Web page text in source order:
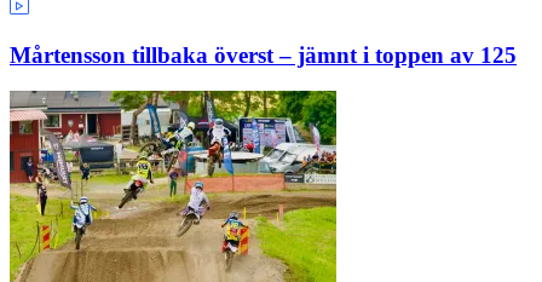
Mårtensson tillbaka överst – jämnt i toppen av 125